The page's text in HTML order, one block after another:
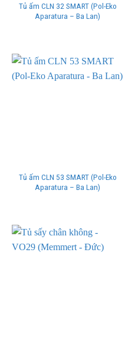
Tủ ấm CLN 32 SMART (Pol-Eko
Aparatura – Ba Lan)
Tủ ấm CLN 53 SMART (Pol-Eko
Aparatura – Ba Lan)